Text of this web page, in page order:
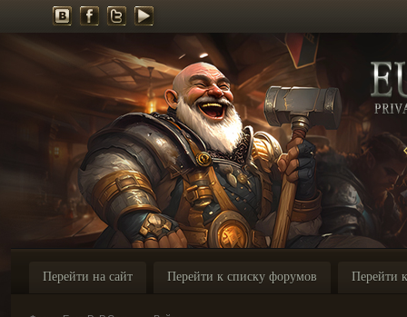
Перейти на сайт Перейти к списку форумов Перейти